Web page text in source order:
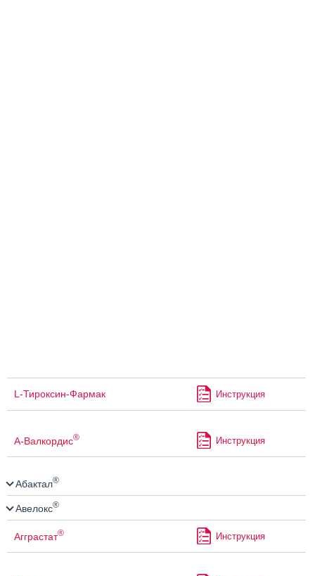
L-Тироксин-Фармак Инструкция
А-Валкордис® Инструкция
Абактал®
Авелокс®
Агграстат® Инструкция